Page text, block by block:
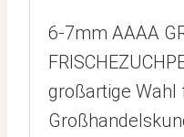
6-7mm AAAA
großartige Wahl